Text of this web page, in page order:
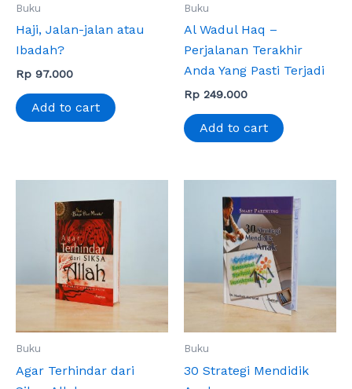
Buku
Haji, Jalan-jalan atau
Ibadah?
Rp 97.000
Add to cart
Buku
Al Wadul Haq –
Perjalanan Terakhir
Anda Yang Pasti Terjadi
Rp 249.000
Add to cart
Buku
Agar Terhindar dari
Buku
30 Strategi Mendidik